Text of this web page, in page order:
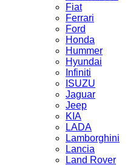
Fiat
Ferrari
Ford
Honda
Hummer
Hyundai
Infiniti
ISUZU
Jaguar
Jeep
KIA
LADA
Lamborghini
Lancia
Land Rover